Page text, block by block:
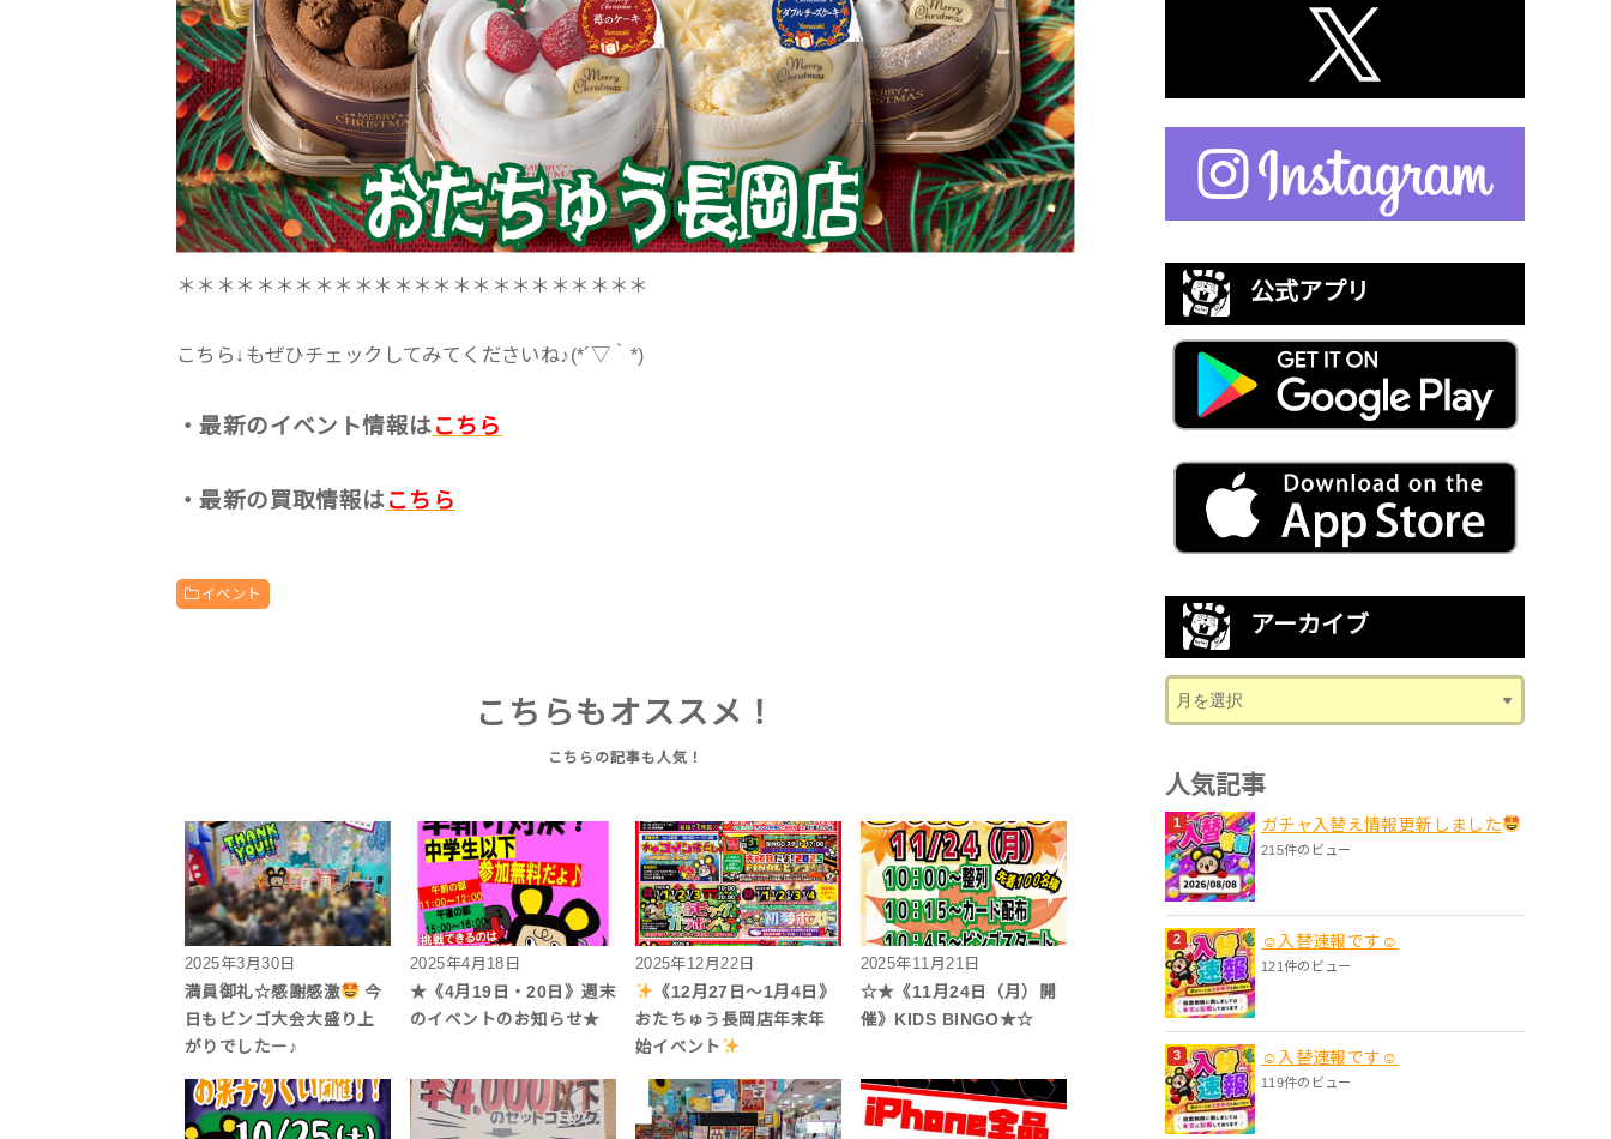
＊＊＊＊＊＊＊＊＊＊＊＊＊＊＊＊＊＊＊＊＊＊＊＊
こちら↓もぜひチェックしてみてくださいね♪(*´▽｀*)
・最新のイベント情報はこちら
・最新の買取情報はこちら
イベント
こちらもオススメ！
2025年3月30日
満員御礼☆感謝感激
今
日もビンゴ大会大盛り上
がりでしたー♪
2025年4月18日
★《4月19日・20日》週末
のイベントのお知らせ★
2025年12月22日
《12月27日～1月4日》
おたちゅう長岡店年末年
始イベント
2025年11月21日
☆★《11月24日（月）開
催》KIDS BINGO★☆
公式アプリ
アーカイブ
人気記事
ガチャ入替え情報更新しました
215件のビュー
☺入替速報です☺
121件のビュー
☺入替速報です☺
119件のビュー